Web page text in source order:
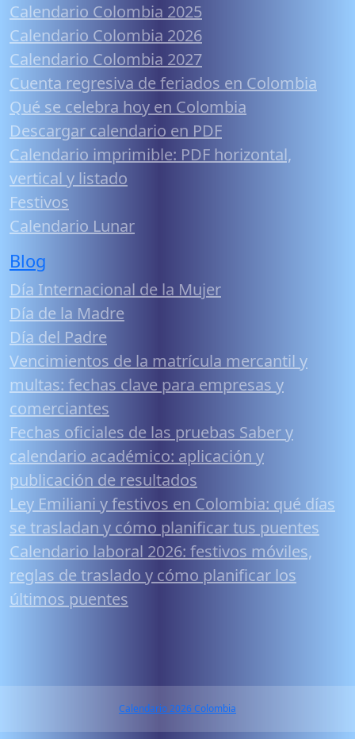
Calendario Colombia 2025
Calendario Colombia 2026
Calendario Colombia 2027
Cuenta regresiva de feriados en Colombia
Qué se celebra hoy en Colombia
Descargar calendario en PDF
Calendario imprimible: PDF horizontal,
vertical y listado
Festivos
Calendario Lunar
Blog
Día Internacional de la Mujer
Día de la Madre
Día del Padre
Vencimientos de la matrícula mercantil y
multas: fechas clave para empresas y
comerciantes
Fechas oficiales de las pruebas Saber y
calendario académico: aplicación y
publicación de resultados
Ley Emiliani y festivos en Colombia: qué días
se trasladan y cómo planificar tus puentes
Calendario laboral 2026: festivos móviles,
reglas de traslado y cómo planificar los
últimos puentes
Calendario 2026 Colombia